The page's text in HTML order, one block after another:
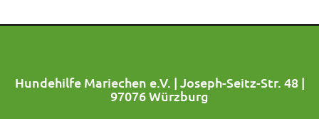
Hundehilfe Mariechen e.V. | Joseph-Seitz-Str. 48 |
97076 Würzburg